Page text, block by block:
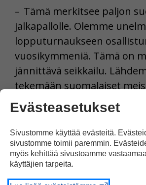
– Tämä merkitsee paljon
jalkapallolle. Olemme
lopputurnaukseen
vuosikymmeniä. Tämä on
jännittävä seikkailu.
tekemään suomalaiset
sanoo Kanerva.
Lähde: STT
Tulosta uutinen
Evästeasetukset
Sivustomme käyttää evästeitä.
sivustomme toimii paremmin.
myös kehittää sivustoamme
käyttäjien tarpeita.